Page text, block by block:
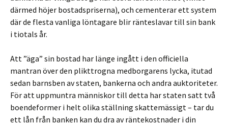
därmed höjer bostadspriserna), och cementerar ett system
där de flesta vanliga löntagare blir ränteslavar till sin bank
i tiotals år.
Att ”äga” sin bostad har länge ingått i den officiella
mantran över den plikttrogna medborgarens lycka, itutad
sedan barnsben av staten, bankerna och andra auktoriteter.
För att uppmuntra människor till detta har staten satt två
boendeformer i helt olika ställning skattemässigt – tar du
ett lån från banken kan du dra av räntekostnader i din